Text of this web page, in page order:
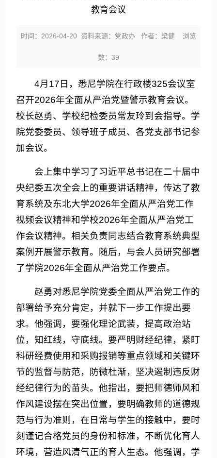
教育会议
时间：2026-04-20 资料来源：党政办 作者：梁健 浏览
数： 39
4月17日，悉尼学院在行政楼325会议室
召开2026年全面从严治党暨警示教育会议。
校长赵勇、学校纪检委员常友玲到会指导。学
院党委委员、领导班子成员、各党支部书记参
加会议。
会上集中学习了习近平总书记在二十届中
央纪委五次全会上的重要讲话精神，传达了教
育系统及东北大学2026年全面从严治党工作
视频会议精神和学校2026年全面从严治党工
作会议精神。相关负责同志结合教育系统典型
案例开展警示教育。随后，与会人员研究部署
了学院2026年全面从严治党工作要点。
赵勇对悉尼学院党委全面从严治党工作的
部署给予充分肯定，并就下一步工作提出要
求。他强调，要强化理论武装，提高政治站
位，知红线，守底线。要严明财经纪律，紧盯
科研经费使用和采购报销等重点领域和关键环
节的监督与防范，防微杜渐，坚决遏制违反财
经纪律行为的苗头。他指出，要把师德师风和
作风建设摆在突出位置，要明确教师的道德规
范与行为准则，在日常与学生的接触中，要时
刻谨记合格党员的身份和标准，不断优化育人
环境，营造风清气正的育人生态。他强调，学